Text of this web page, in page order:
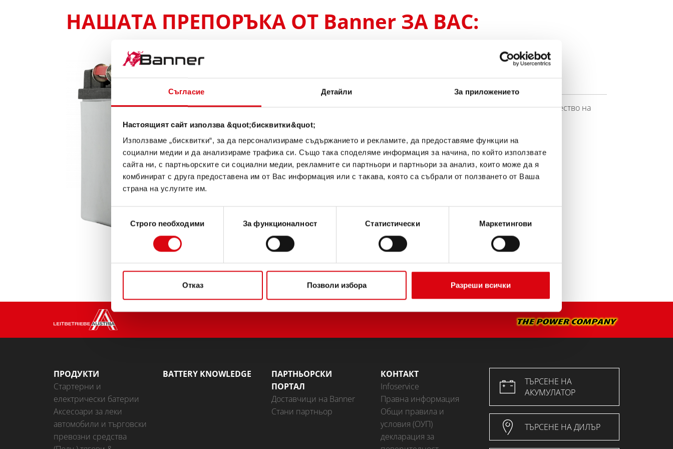
Съгласие Детайли За приложението
Настоящият сайт използва &quot;бисквитки&quot;
Използваме „бисквитки“, за да персонализираме съдържанието и рекламите, да предоставяме функции на
социални медии и да анализираме трафика си. Също така споделяме информация за начина, по който използвате
сайта ни, с партньорските си социални медии, рекламните си партньори и партньори за анализ, които може да я
комбинират с друга предоставена им от Вас информация или с такава, която са събрали от ползването от Ваша
страна на услугите им.
на
Строго nеобходими За функционалност Статистически Маркетингови
Отказ Позволи избора Разреши всички
НАШАТА ПРЕПОРЪКА ОТ Banner ЗА ВАС:
AGM PRO 509 01 / BETX9 - ETX9
Визитната картичка на качеството на марката Banner. Качество на
ИНФОРМАЦИЯ ЗА ИЗДЕЛИЯТА >
Купете този акумулатор:
ТЪРГОВЦИ И СЕРВИЗИ ЗА МОНТАЖ >
ПРОДУКТИ
Стартерни и
електрически батерии
Аксесоари за леки
автомобили и търговски
превозни средства
BATTERY KNOWLEDGE
ПАРТНЬОРСКИ
ПОРТАЛ
Доставчици на Banner
Стани партньор
КОНТАКТ
Infoservice
Правна информация
Общи правила и
условия (ОУП)
декларация за
ТЪРСЕНЕ НА
АКУМУЛАТОР
ТЪРСЕНЕ НА ДИЛЪР